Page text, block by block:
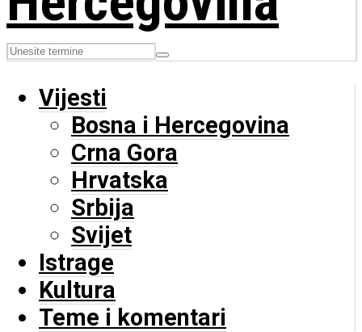
Vijesti
Bosna i Hercegovina
Crna Gora
Hrvatska
Srbija
Svijet
Istrage
Kultura
Teme i komentari